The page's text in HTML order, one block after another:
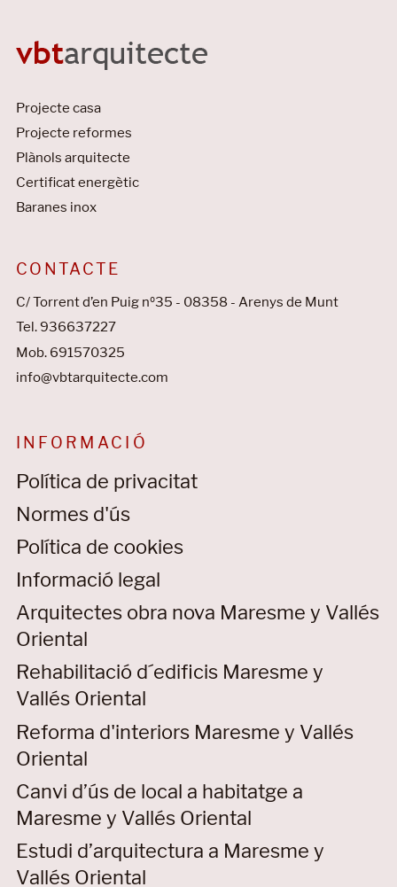
Projecte casa
Projecte reformes
Plànols arquitecte
Certificat energètic
Baranes inox
CONTACTE
C/ Torrent d’en Puig nº35 - 08358 - Arenys de Munt
Tel. 936637227
Mob. 691570325
info@vbtarquitecte.com
INFORMACIÓ
Política de privacitat
Normes d'ús
Política de cookies
Informació legal
Arquitectes obra nova Maresme y Vallés
Oriental
Rehabilitació d´edificis Maresme y
Vallés Oriental
Reforma d'interiors Maresme y Vallés
Oriental
Canvi d’ús de local a habitatge a
Maresme y Vallés Oriental
Estudi d’arquitectura a Maresme y
Vallés Oriental